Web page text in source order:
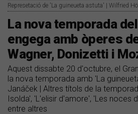
Represetació de 'La guineueta astuta' | Wilfried
La nova temporada
engega amb òperes
Wagner, Donizetti i
Aquest dissabte 20 d'octubre, el
la nova temporada amb 'La
Janáček | Altres títols de la
Isolda', 'L'elisir d'amore', 'Les noces
entre altres